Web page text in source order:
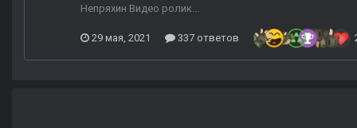
Непряхин Видео ролик...
29 мая, 2021 337 ответов